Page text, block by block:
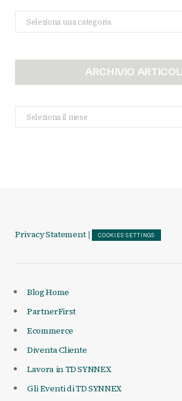
Categorie
ARCHIVIO ARTICOLI
Archivio
Articoli
Privacy Statement | COOKIES SETTINGS
Blog Home
PartnerFirst
Ecommerce
Diventa Cliente
Lavora in TD SYNNEX
Gli Eventi di TD SYNNEX